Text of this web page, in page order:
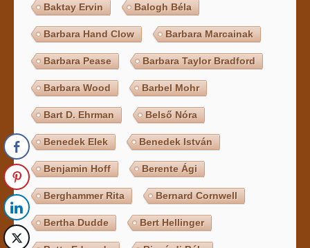
Baktay Ervin Balogh Béla
Barbara Hand Clow Barbara Marcainak
Barbara Pease Barbara Taylor Bradford
Barbara Wood Barbel Mohr
Bart D. Ehrman Belső Nóra
Benedek Elek Benedek István
Benjamin Hoff Berente Ági
Berghammer Rita Bernard Cornwell
Bertha Dudde Bert Hellinger